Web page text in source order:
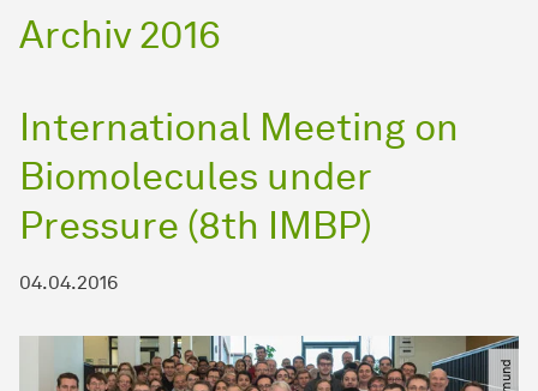
Archiv 2016
International Meeting on
Biomolecules under
Pressure (8th IMBP)
04.04.2016